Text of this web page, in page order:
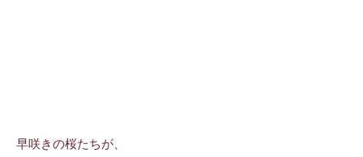
早咲きの桜たちが、